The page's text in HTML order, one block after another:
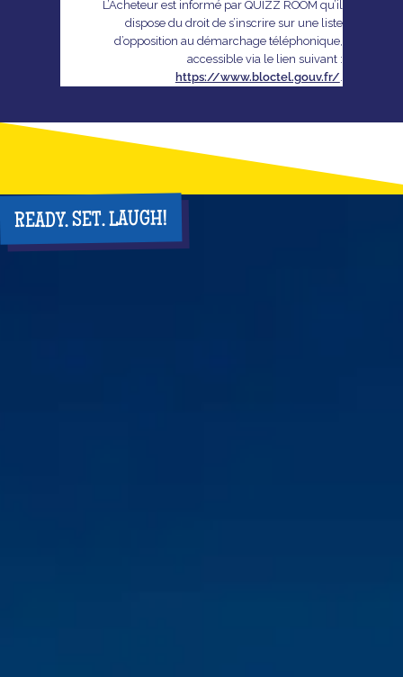
L’Acheteur est informé par QUIZZ ROOM qu’il
dispose du droit de s’inscrire sur une liste
d’opposition au démarchage téléphonique,
accessible via le lien suivant :
https://www.bloctel.gouv.fr/
READY. SET. LAUGH!